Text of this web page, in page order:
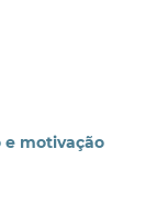
e motivação